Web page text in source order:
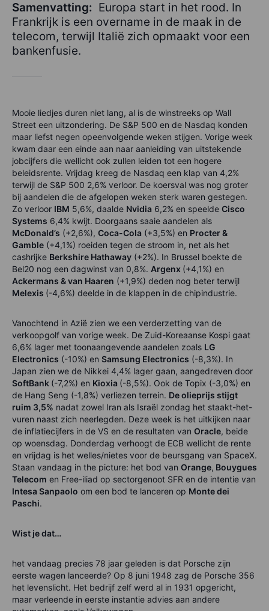
Samenvatting: Europa start in het rood. In
Frankrijk is een overname in de maak in de
telecom, terwijl Italië zich opmaakt voor een
bankenfusie.
Mooie liedjes duren niet lang, al is de winstreeks op Wall
Street een uitzondering. De S&P 500 en de Nasdaq konden
maar liefst negen opeenvolgende weken stijgen. Vorige week
kwam daar een einde aan naar aanleiding van uitstekende
jobcijfers die wellicht ook zullen leiden tot een hogere
beleidsrente. Vrijdag kreeg de Nasdaq een klap van 4,2%
terwijl de S&P 500 2,6% verloor. De koersval was nog groter
bij aandelen die de afgelopen weken sterk waren gestegen.
Zo verloor IBM 5,6%, daalde Nvidia 6,2% en speelde Cisco
Systems 6,4% kwijt. Doorgaans saaie aandelen als
McDonald’s (+2,6%), Coca-Cola (+3,5%) en Procter &
Gamble (+4,1%) roeiden tegen de stroom in, net als het
cashrijke Berkshire Hathaway (+2%). In Brussel boekte de
Bel20 nog een dagwinst van 0,8%. Argenx (+4,1%) en
Ackermans & van Haaren (+1,9%) deden nog beter terwijl
Melexis (-4,6%) deelde in de klappen in de chipindustrie.
Vanochtend in Azië zien we een verderzetting van de
verkoopgolf van vorige week. De Zuid-Koreaanse Kospi gaat
6,6% lager met toonaangevende aandelen zoals LG
Electronics (-10%) en Samsung Electronics (-8,3%). In
Japan zien we de Nikkei 4,4% lager gaan, aangedreven door
SoftBank (-7,2%) en Kioxia (-8,5%). Ook de Topix (-3,0%) en
de Hang Seng (-1,8%) verliezen terrein. De olieprijs stijgt
ruim 3,5% nadat zowel Iran als Israël zondag het staakt-het-
vuren naast zich neerlegden. Deze week is het uitkijken naar
de inflatiecijfers in de VS en de resultaten van Oracle, beide
op woensdag. Donderdag verhoogt de ECB wellicht de rente
en vrijdag is het welles/nietes voor de beursgang van SpaceX.
Staan vandaag in the picture: het bod van Orange, Bouygues
Telecom en Free-iliad op sectorgenoot SFR en de intentie van
Intesa Sanpaolo om een bod te lanceren op Monte dei
Paschi.
Wist je dat…
het vandaag precies 78 jaar geleden is dat Porsche zijn
eerste wagen lanceerde? Op 8 juni 1948 zag de Porsche 356
het levenslicht. Het bedrijf zelf werd al in 1931 opgericht,
maar verleende in eerste instantie advies aan andere